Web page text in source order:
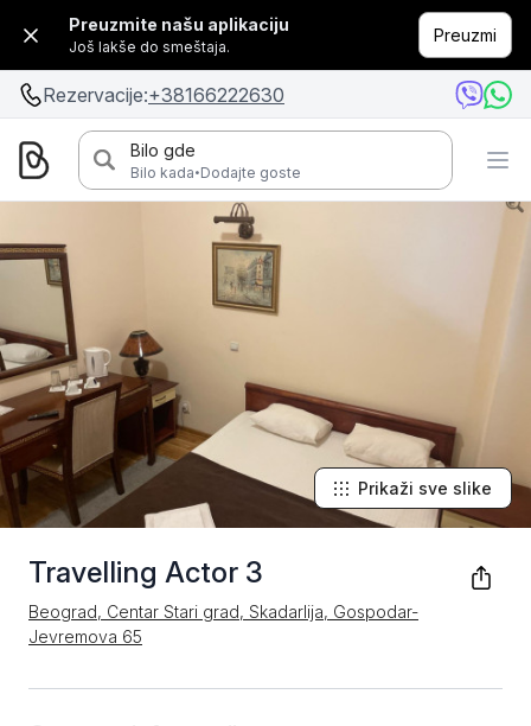
Preuzmite našu aplikaciju
Još lakše do smeštaja.
Preuzmi
Rezervacije:+38166222630
Bilo gde
Bilo kada·Dodajte goste
Travelling Actor 3
Beograd, Centar Stari grad, Skadarlija, Gospodar-
Jevremova 65
Prikaži sve slike